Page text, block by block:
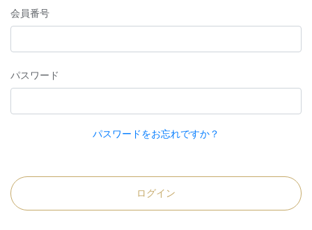
会員番号
パスワード
パスワードをお忘れですか？
ログイン